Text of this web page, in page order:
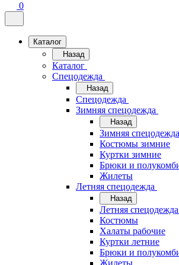
0
Каталог
Назад
Каталог
Спецодежда
Назад
Спецодежда
Зимняя спецодежда
Назад
Зимняя спецодежда
Костюмы зимние
Куртки зимние
Брюки и
Жилеты
Летняя спецодежда
Назад
Летняя спецодежда
Костюмы
Халаты рабочие
Куртки летние
Брюки и
Жилеты